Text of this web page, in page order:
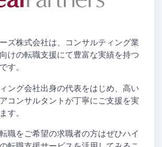
ズ株式会社は、コンサルティング業
けの転職支援にて豊富な実績を持つ
す。
ング会社出身の代表をはじめ、高い
コンサルタントが丁寧にご支援を実
す。
職をご希望の求職者の方はぜひハイ